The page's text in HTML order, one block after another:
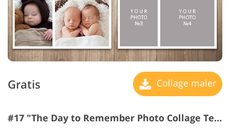
Gratis Collage maler
#17 "The Day to Remember Photo Collage Template"